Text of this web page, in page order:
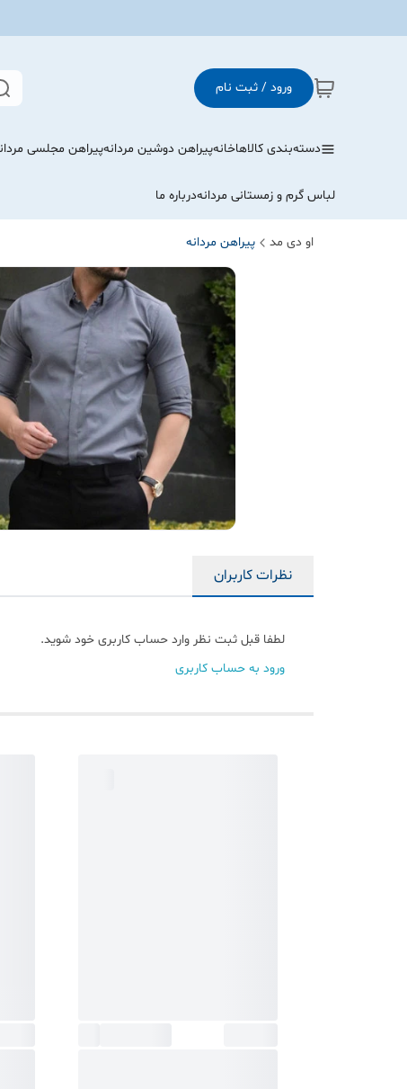
ورود / ثبت نام
دسته‌بندی کالاهاخانهپیراهن دوشین مردانهپیراهن مجلسی
لباس گرم و زمستانی مردانهدرباره ما
او دی مد پیراهن مردانه
نظرات کاربران
لطفا قبل ثبت نظر وارد حساب کاربری خود شوید.
ورود به حساب کاربری